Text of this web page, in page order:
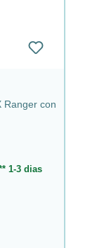
Ranger con
1-3 dias